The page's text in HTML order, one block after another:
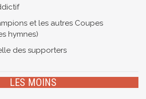
et les autres Coupes
hymnes)
des supporters
LES MOINS